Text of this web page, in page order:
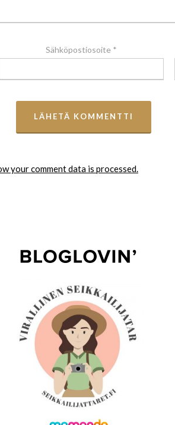
Sähköpostiosoite *
your comment data is processed.